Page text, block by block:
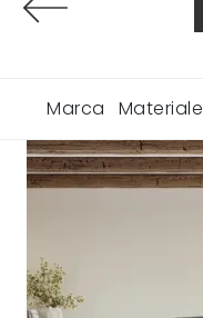
Marca Materiale